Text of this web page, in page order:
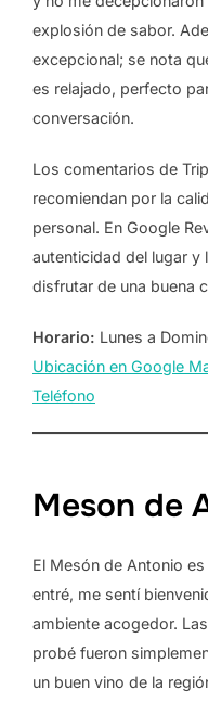
explosión de sabor.
excepcional; se nota
es relajado, perfecto
conversación.
Los comentarios de
recomiendan por la
personal. En Google
autenticidad del lugar y
disfrutar de una buena
Horario: Lunes a
Ubicación en Google
Teléfono
Meson de
El Mesón de Antonio
entré, me sentí
ambiente acogedor.
probé fueron
un buen vino de la